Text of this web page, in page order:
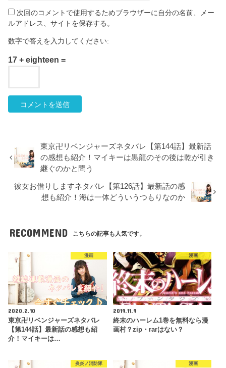
次回のコメントで使用するためブラウザーに自分の名前、メー
ルアドレス、サイトを保存する。
数字で答えを入力してください:
17 + eighteen =
東京卍リベンジャーズネタバレ【第144話】最新話
の感想も紹介！マイキーは黒龍のその後は乾が引き
継ぐのかと問う
彼女お借りしますネタバレ【第126話】最新話の感
想も紹介！海は一体どういうつもりなのか
RECOMMEND こちらの記事も人気です。
漫画
2020.2.10
東京卍リベンジャーズネタバレ
【第144話】最新話の感想も紹
介！マイキーは…
漫画
2019.11.9
終末のハーレム1巻を無料なら漫
画村？zip・rarはない？
炎炎ノ消防隊 漫画